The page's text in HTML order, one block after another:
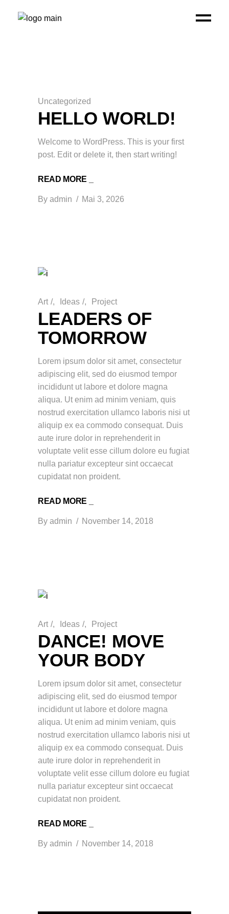
Uncategorized
HELLO WORLD!
Welcome to WordPress. This is your first
post. Edit or delete it, then start writing!
READ MORE _
By admin Mai 3, 2026
Art / Ideas / Project
LEADERS OF
TOMORROW
Lorem ipsum dolor sit amet, consectetur
adipiscing elit, sed do eiusmod tempor
incididunt ut labore et dolore magna
aliqua. Ut enim ad minim veniam, quis
nostrud exercitation ullamco laboris nisi ut
aliquip ex ea commodo consequat. Duis
aute irure dolor in reprehenderit in
voluptate velit esse cillum dolore eu fugiat
nulla pariatur excepteur sint occaecat
cupidatat non proident.
READ MORE _
By admin November 14, 2018
Art / Ideas / Project
DANCE! MOVE
YOUR BODY
Lorem ipsum dolor sit amet, consectetur
adipiscing elit, sed do eiusmod tempor
incididunt ut labore et dolore magna
aliqua. Ut enim ad minim veniam, quis
nostrud exercitation ullamco laboris nisi ut
aliquip ex ea commodo consequat. Duis
aute irure dolor in reprehenderit in
voluptate velit esse cillum dolore eu fugiat
nulla pariatur excepteur sint occaecat
cupidatat non proident.
READ MORE _
By admin November 14, 2018